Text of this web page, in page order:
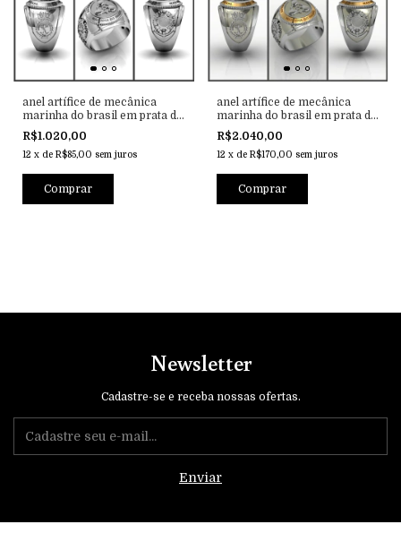
anel artífice de mecânica
marinha do brasil em prata de
lei
R$1.020,00
12 x de R$85,00 sem juros
Comprar
anel artífice de mecânica
marinha do brasil em prata de
lei com ouro 18k
R$2.040,00
12 x de R$170,00 sem juros
Comprar
Newsletter
Cadastre-se e receba nossas ofertas.